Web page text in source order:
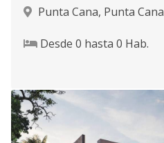
Punta Cana, Punta Cana
Desde 0 hasta 0 Hab.